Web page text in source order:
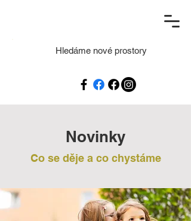
Hledáme nové prostory
Novinky
Co se děje a co chystáme